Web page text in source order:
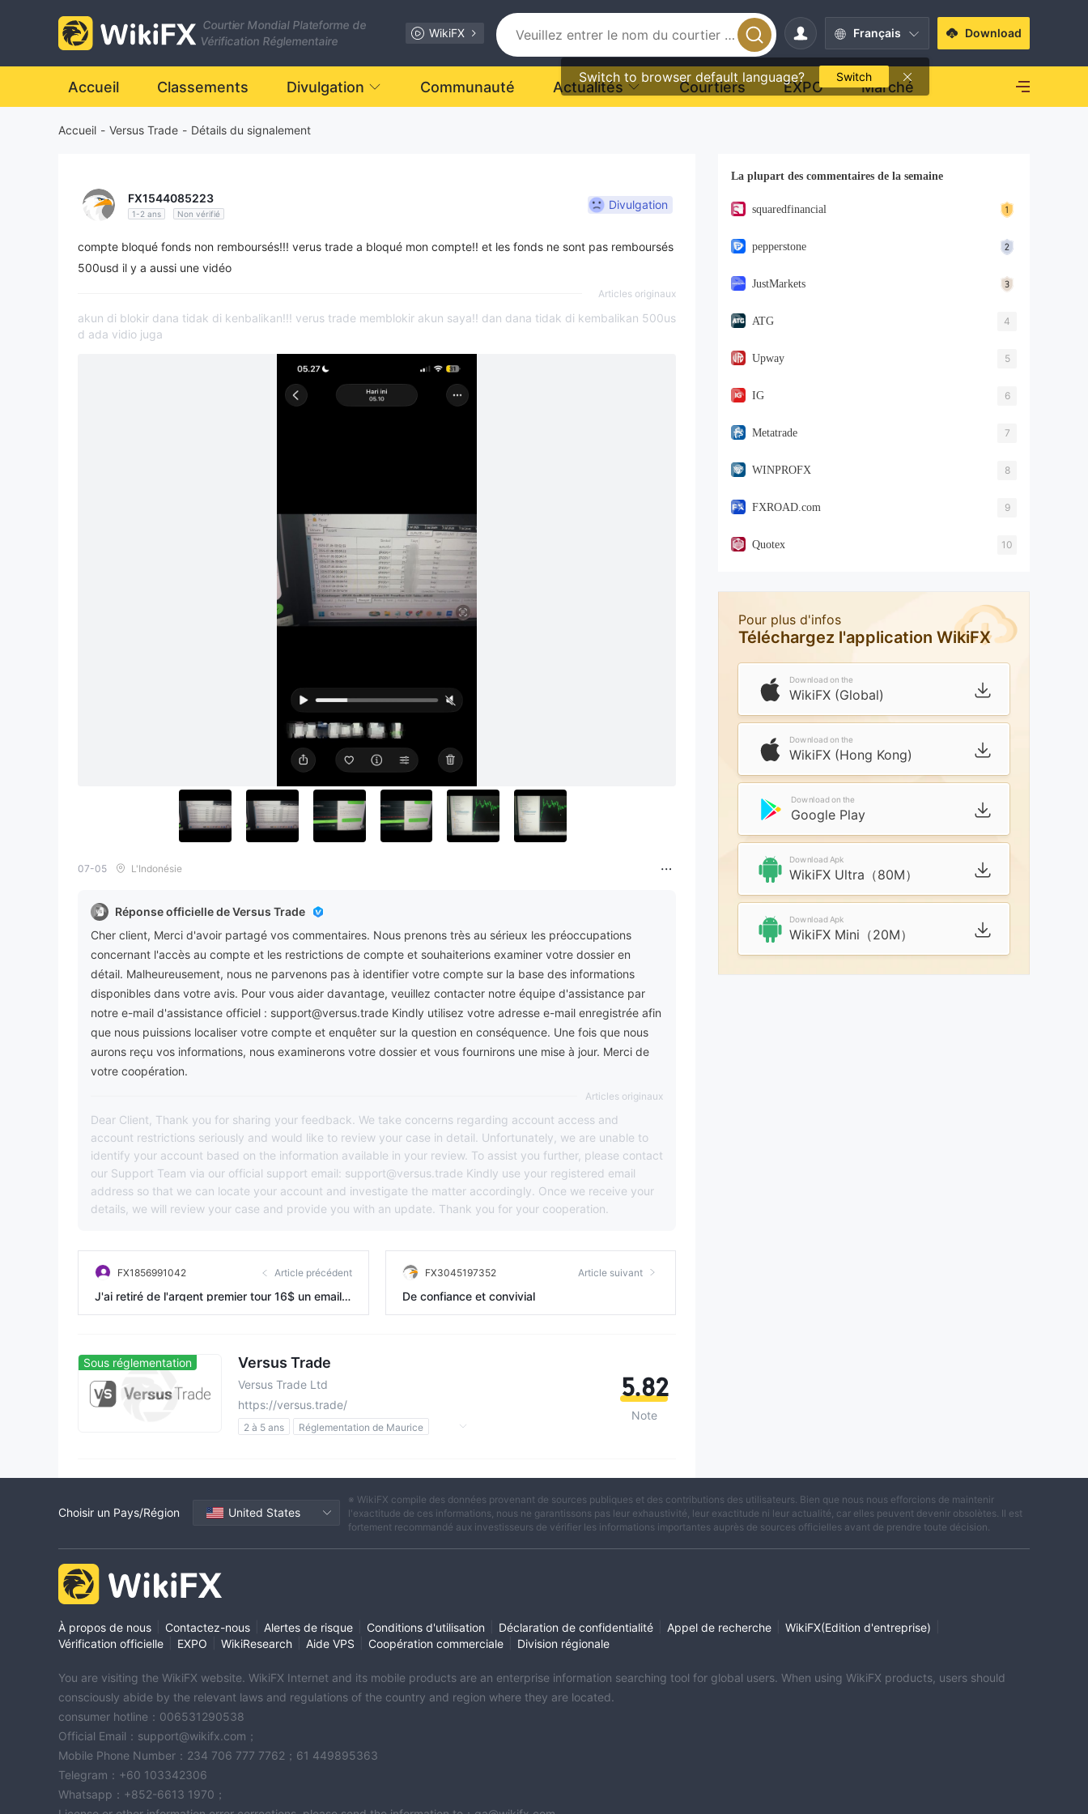
Courtier Mondial Plateforme de
Vérification Réglementaire
WikiFX Français
Switch to browser default language? Switch
Download
Accueil Classements Divulgation Communauté Actualités Courtiers EXPO Marché
Accueil - Versus Trade - Détails du signalement
FX1544085223
1-2 ans Non vérifié
Divulgation
compte bloqué fonds non remboursés!!! verus trade a bloqué mon compte!! et les fonds ne sont pas remboursés
500usd il y a aussi une vidéo
Articles originaux
akun di blokir dana tidak di kenbalikan!!! verus trade memblokir akun saya!! dan dana tidak di kembalikan 500us
d ada vidio juga
07-05 L'Indonésie
Réponse officielle de Versus Trade
Cher client, Merci d'avoir partagé vos commentaires. Nous prenons très au sérieux les préoccupations
concernant l'accès au compte et les restrictions de compte et souhaiterions examiner votre dossier en
détail. Malheureusement, nous ne parvenons pas à identifier votre compte sur la base des informations
disponibles dans votre avis. Pour vous aider davantage, veuillez contacter notre équipe d'assistance par
notre e-mail d'assistance officiel : support@versus.trade Kindly utilisez votre adresse e-mail enregistrée afin
que nous puissions localiser votre compte et enquêter sur la question en conséquence. Une fois que nous
aurons reçu vos informations, nous examinerons votre dossier et vous fournirons une mise à jour. Merci de
votre coopération.
Articles originaux
Dear Client, Thank you for sharing your feedback. We take concerns regarding account access and
account restrictions seriously and would like to review your case in detail. Unfortunately, we are unable to
identify your account based on the information available in your review. To assist you further, please contact
our Support Team via our official support email: support@versus.trade Kindly use your registered email
address so that we can locate your account and investigate the matter accordingly. Once we receive your
details, we will review your case and provide you with an update. Thank you for your cooperation.
FX1856991042 Article précédent
J'ai retiré de l'argent premier tour 16$ un email
m'a été envoyé disant que le retrait a été effect
ème tour j'ai retiré 45$ l'email est envoyé le retr
compte on me fait encore attendre 24-48 heure
s l'argent n'arrive pas sur mon compte
FX3045197352 Article suivant
De confiance et convivial
Sous réglementation Versus Trade
Versus Trade Ltd
https://versus.trade/
2 à 5 ans
Réglementation de Maurice
Réglementation offshore
5.82
Note
La plupart des commentaires de la semaine
squaredfinancial
pepperstone
JustMarkets
ATG 4
Upway 5
IG 6
Metatrade 7
WINPROFX 8
FXROAD.com 9
Quotex 10
Pour plus d'infos
Téléchargez l'application WikiFX
Download on the
WikiFX (Global)
Download on the
WikiFX (Hong Kong)
Download on the
Google Play
Download Apk
WikiFX Ultra（80M）
Download Apk
WikiFX Mini（20M）
Choisir un Pays/Région United States
※ WikiFX compile des données provenant de sources publiques et des contributions des utilisateurs. Bien que nous nous efforcions de maintenir
l'exactitude de ces informations, nous ne garantissons pas leur exhaustivité, leur exactitude ni leur actualité, car elles peuvent devenir obsolètes. Il est
fortement recommandé aux investisseurs de vérifier les informations importantes auprès de sources officielles avant de prendre toute décision.
À propos de nous Contactez-nous Alertes de risque Conditions d'utilisation Déclaration de confidentialité Appel de recherche WikiFX(Edition d'entreprise)
Vérification officielle
EXPO WikiResearch Aide VPS Coopération commerciale Division régionale
You are visiting the WikiFX website. WikiFX Internet and its mobile products are an enterprise information searching tool for global users. When using WikiFX products, users should
consciously abide by the relevant laws and regulations of the country and region where they are located.
consumer hotline：006531290538
Official Email：support@wikifx.com；
Mobile Phone Number：234 706 777 7762；61 449895363
Telegram：+60 103342306
Whatsapp：+852-6613 1970；